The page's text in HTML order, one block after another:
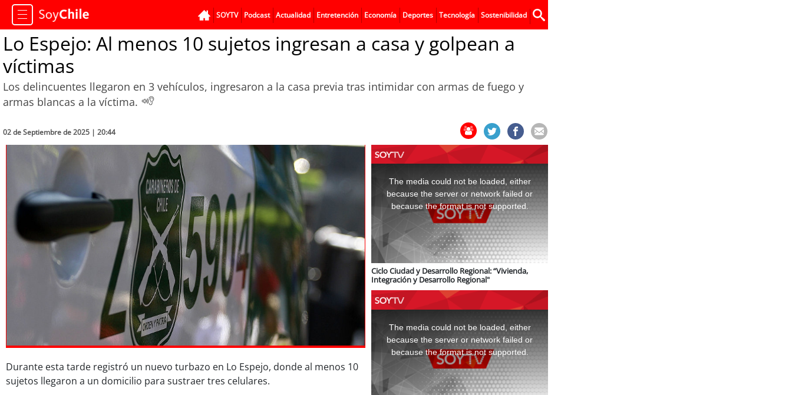
SOYTV Podcast Actualidad Entretención Economía Deportes Tecnología Sostenibilidad
Lo Espejo: Al menos 10 sujetos ingresan a casa y golpean a
víctimas
Los delincuentes llegaron en 3 vehículos, ingresaron a la casa previa tras intimidar con armas de fuego y
armas blancas a la víctima.
02 de Septiembre de 2025 | 20:44
Durante esta tarde registró un nuevo turbazo en Lo Espejo, donde al menos 10
sujetos llegaron a un domicilio para sustraer tres celulares.
window.
The media could not be loaded, either
because the server or network failed or
because the format is not supported.
Ciclo Ciudad y Desarrollo Regional: “Vivienda,
Integración y Desarrollo Regional"
window.
The media could not be loaded, either
because the server or network failed or
because the format is not supported.